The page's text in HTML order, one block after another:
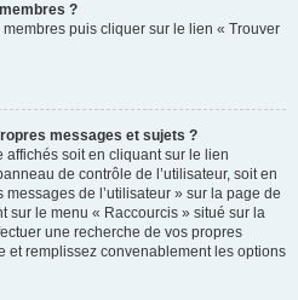
?
puis cliquer sur le lien « Trouver
messages et sujets ?
affichés soit en cliquant sur le lien
de contrôle de l’utilisateur, soit en
de l’utilisateur » sur la page de
sur le menu « Raccourcis » situé sur la
une recherche de vos propres
et remplissez convenablement les options